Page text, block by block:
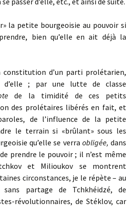
la petite bourgeoisie au pouvoir si
bien qu’elle en ait déjà la
d’un parti prolétarien,
d’elle ; par une lutte de classe
de la timidité de ces petits
des prolétaires libérés en fait, et
de l’influence de la petite
le terrain si «brûlant» sous les
qu’elle se verra obligée,dans
prendre le pouvoir ; il n’est même
et Milioukov se montrent
circonstances, je le répète – au
partage de Tchkhéidzé, de
révolutionnaires, de Stéklov, car